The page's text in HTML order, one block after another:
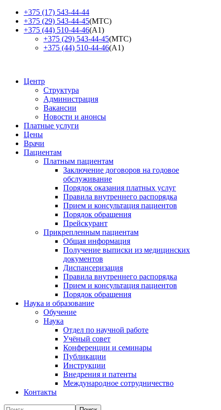
+375 (17) 543-44-44
+375 (29) 543-44-45(МТС)
+375 (44) 510-44-46(А1)
+375 (29) 543-44-45(МТС)
+375 (44) 510-44-46(А1)
Центр
Структура
Администрация
Вакансии
Новости и анонсы
Платные услуги
Цены
Врачи
Пациентам
Платным пациентам
Заключение договоров на годовое
обслуживание
Порядок оказания платных услуг
Правила внутреннего распорядка
Прием и консультация пациентов
Порядок обращения
Прейскурант
Прикрепленным пациентам
Общая информация
Получение выписки из медицинских
документов
Диспансеризация
Правила внутреннего распорядка
Прием и консультация пациентов
Порядок обращения
Наука и образование
Обучение
Наука
Отдел по научной работе
Учёный совет
Конференции и семинары
Публикации
Инструкции
Внедрения и патенты
Международное сотрудничество
Контакты